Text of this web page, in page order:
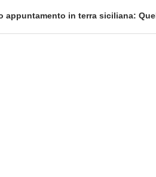
appuntamento in terra siciliana: